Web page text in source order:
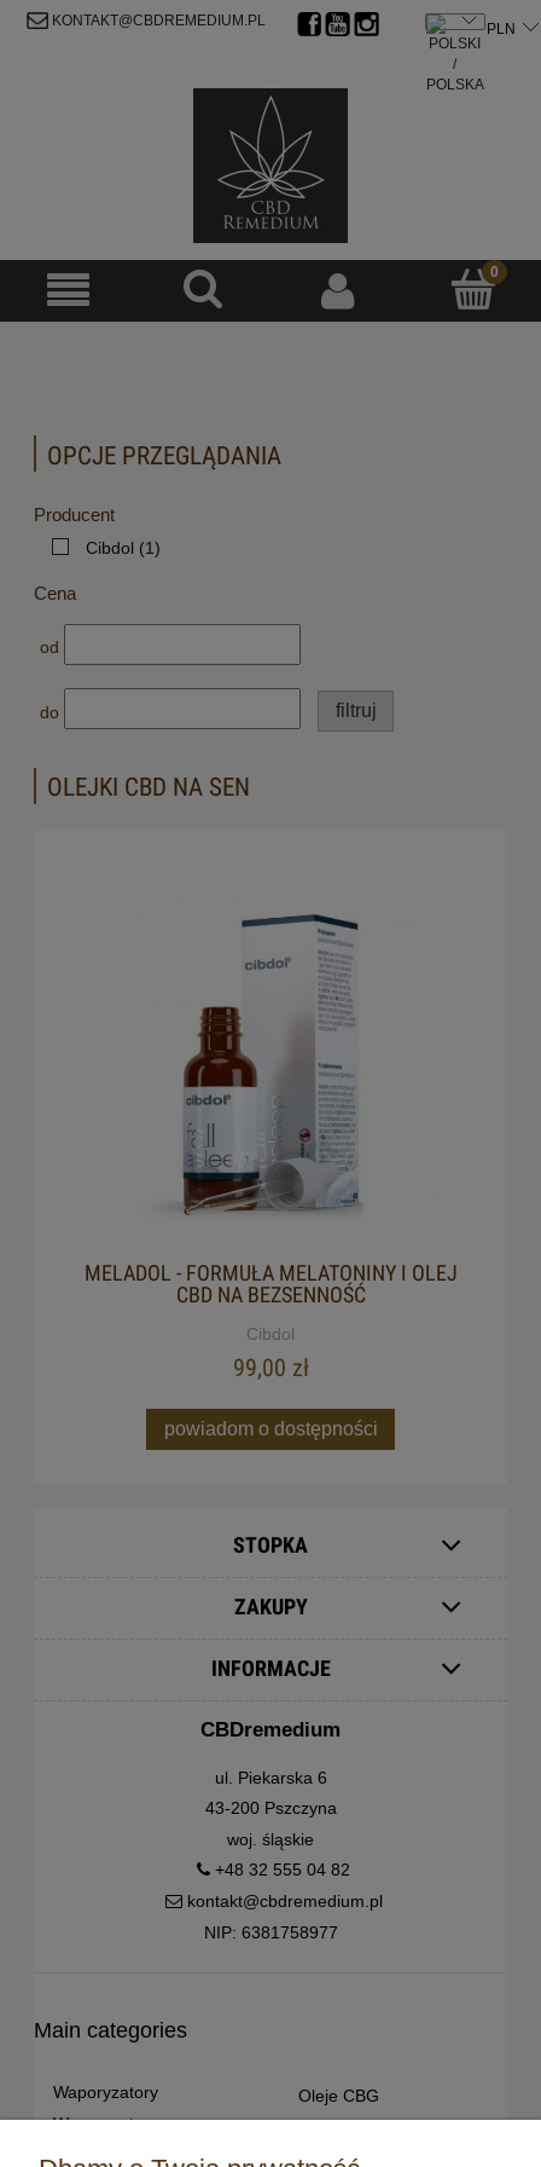
KONTAKT@CBDREMEDIUM.PL
OPCJE PRZEGLĄDANIA
Producent
Cibdol (1)
Cena
od
do filtruj
OLEJKI CBD NA SEN
MELADOL - FORMUŁA MELATONINY I OLEJ
CBD NA BEZSENNOŚĆ
Cibdol
99,00 zł
powiadom o dostępności
STOPKA
ZAKUPY
INFORMACJE
CBDremedium
ul. Piekarska 6
43-200 Pszczyna
woj. śląskie
+48 32 555 04 82
kontakt@cbdremedium.pl
NIP: 6381758977
Main categories
Waporyzatory
Waporyzatory
Oleje CBG
Susz konopny